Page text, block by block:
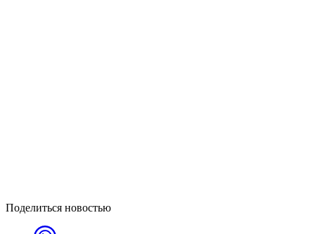
Поделиться новостью